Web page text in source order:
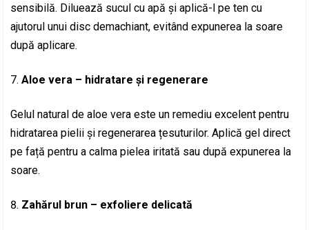
sensibilă. Diluează sucul cu apă și aplică-l pe ten cu
ajutorul unui disc demachiant, evitând expunerea la soare
după aplicare.
Aloe vera – hidratare și regenerare
Gelul natural de aloe vera este un remediu excelent pentru
hidratarea pielii și regenerarea țesuturilor. Aplică gel direct
pe față pentru a calma pielea iritată sau după expunerea la
soare.
Zahărul brun – exfoliere delicată